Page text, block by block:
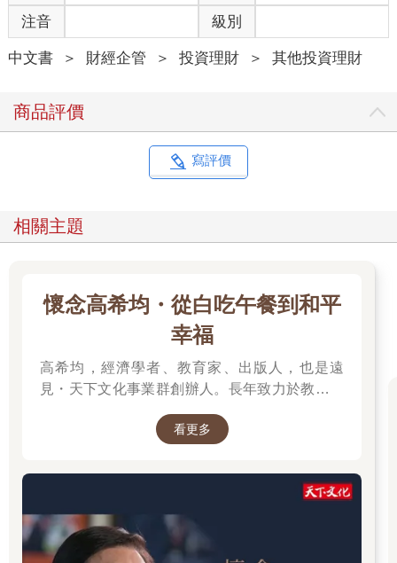
注音 級別
中文書 ＞ 財經企管 ＞ 投資理財 ＞ 其他投資理財
商品評價
寫評價
相關主題
懷念高希均・從白吃午餐到和平
幸福
高希均，經濟學者、教育家、出版人，也是遠
見・天下文化事業群創辦人。長年致力於教育、
「讀一流書，做一流人」等觀念帶入台灣社會。
台灣發展與世界趨勢，期許以閱讀開拓視野、以
觀念推動進步。一生著述豐富，持續為社會引進
新知，也留下跨越世代的思想影響。
看更多